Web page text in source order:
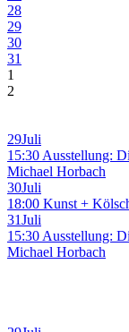
28
29
30
31
1
2
29Juli
15:30 Ausstellung:
Michael Horbach
30Juli
18:00 Kunst +
31Juli
15:30 Ausstellung:
Michael Horbach